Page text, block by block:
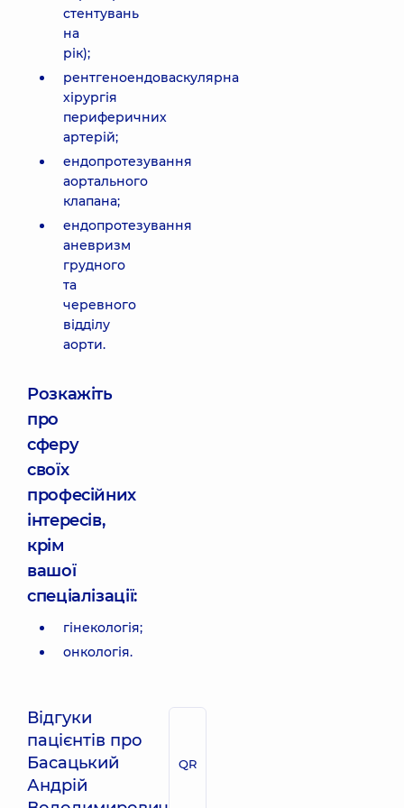
стентувань
на
рік);
рентгеноендоваскулярна
хірургія
периферичних
артерій;
ендопротезування
аортального
клапана;
ендопротезування
аневризм
грудного
та
черевного
відділу
аорти.
Розкажіть
про
сферу
своїх
професійних
інтересів,
крім
вашої
спеціалізації:
гінекологія;
онкологія.
Відгуки
пацієнтів про
Басацький
Андрій
QR